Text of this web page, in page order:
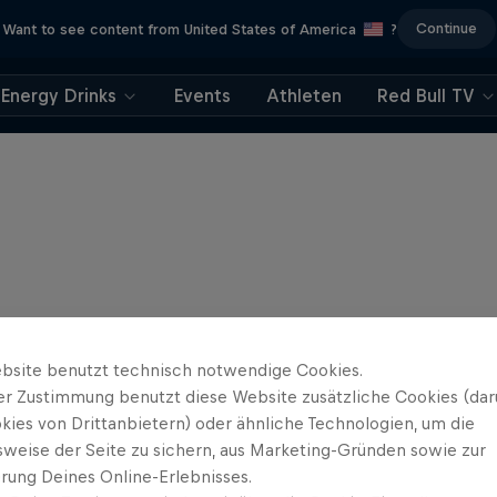
Want to see content from United States of America ? Continue
Energy Drinks Events Athleten Red Bull TV
benutzt technisch notwendige Cookies.
Zustimmung benutzt diese Website zusätzliche Cookies
von Drittanbietern) oder ähnliche Technologien, um die
der Seite zu sichern, aus Marketing-Gründen sowie zur
Deines Online-Erlebnisses.